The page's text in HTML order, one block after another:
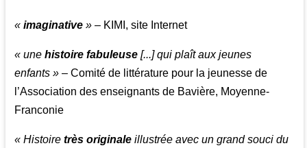
«imaginative » – KIMI, site Internet
« unehistoire fabuleuse [...] qui plaît aux jeunes
enfants » – Comité de littérature pour la jeunesse de
l’Association des enseignants de Bavière, Moyenne-
Franconie
« Histoiretrès originale illustrée avec un grand souci du